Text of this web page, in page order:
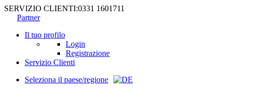
SERVIZIO CLIENTI:0331 1601711
Partner
Il tuo profilo
Login
Registrazione
Servizio Clienti
Seleziona il paese/regione